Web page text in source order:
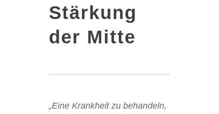
Stärkung
der Mitte
„Eine Krankheit zu behandeln,